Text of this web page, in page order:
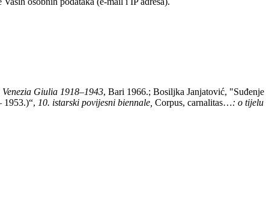
Giulia 1918–1943, Bari 1966.; Bosiljka Janjatović,
1953.)“, 10. istarski povijesni biennale, Corpus, carnalitas…: o tijelu